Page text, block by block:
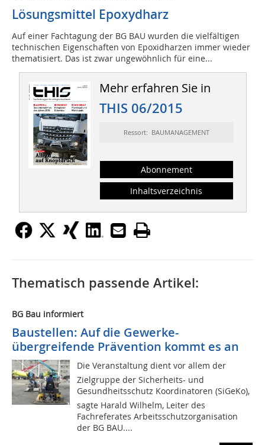
Lösungsmittel Epoxydharz
Auf einer Fachtagung der BG BAU wurden die vielfältigen
technischen Eigenschaften von Epoxidharzen immer wieder
thematisiert. Das ist zwar ungewöhnlich für eine...
Mehr erfahren Sie in
THIS 06/2015
Ressort: BAUMANAGEMENT
Abonnement
Inhaltsverzeichnis
Thematisch passende Artikel:
BG Bau informiert
Baustellen: Auf die Gewerke-
übergreifende Prävention kommt es an
Die Veranstaltung dient vor allem der
Zielgruppe der Sicherheits- und
Gesundheitsschutz Koordinatoren (SiGeKo),
sagte Harald Wilhelm, Leiter des
Fachreferates Arbeitsschutzorganisation
der BG BAU....